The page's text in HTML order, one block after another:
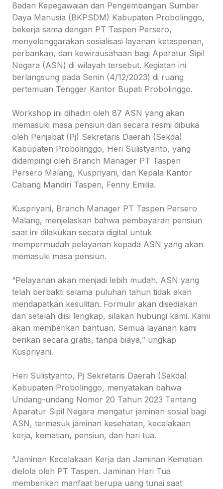
Badan Kepegawaian dan Pengembangan Sumber
Daya Manusia (BKPSDM) Kabupaten Probolinggo,
bekerja sama dengan PT Taspen Persero,
menyelenggarakan sosialisasi layanan ketaspenan,
perbankan, dan kewirausahaan bagi Aparatur Sipil
Negara (ASN) di wilayah tersebut. Kegiatan ini
berlangsung pada Senin (4/12/2023) di ruang
pertemuan Tengger Kantor Bupati Probolinggo.
Workshop ini dihadiri oleh 87 ASN yang akan
memasuki masa pensiun dan secara resmi dibuka
oleh Penjabat (Pj) Sekretaris Daerah (Sekda)
Kabupaten Probolinggo, Heri Sulistyanto, yang
didampingi oleh Branch Manager PT Taspen
Persero Malang, Kuspriyani, dan Kepala Kantor
Cabang Mandiri Taspen, Fenny Emilia.
Kuspriyani, Branch Manager PT Taspen Persero
Malang, menjelaskan bahwa pembayaran pensiun
saat ini dilakukan secara digital untuk
mempermudah pelayanan kepada ASN yang akan
memasuki masa pensiun.
“Pelayanan akan menjadi lebih mudah. ASN yang
telah berbakti selama puluhan tahun tidak akan
mendapatkan kesulitan. Formulir akan disediakan
dan setelah diisi lengkap, silakan hubungi kami. Kami
akan memberikan bantuan. Semua layanan kami
berikan secara gratis, tanpa biaya,” ungkap
Kuspriyani.
Heri Sulistyanto, Pj Sekretaris Daerah (Sekda)
Kabupaten Probolinggo, menyatakan bahwa
Undang-undang Nomor 20 Tahun 2023 Tentang
Aparatur Sipil Negara mengatur jaminan sosial bagi
ASN, termasuk jaminan kesehatan, kecelakaan
kerja, kematian, pensiun, dan hari tua.
“Jaminan Kecelakaan Kerja dan Jaminan Kematian
dielola oleh PT Taspen. Jaminan Hari Tua
memberikan manfaat berupa uang tunai saat